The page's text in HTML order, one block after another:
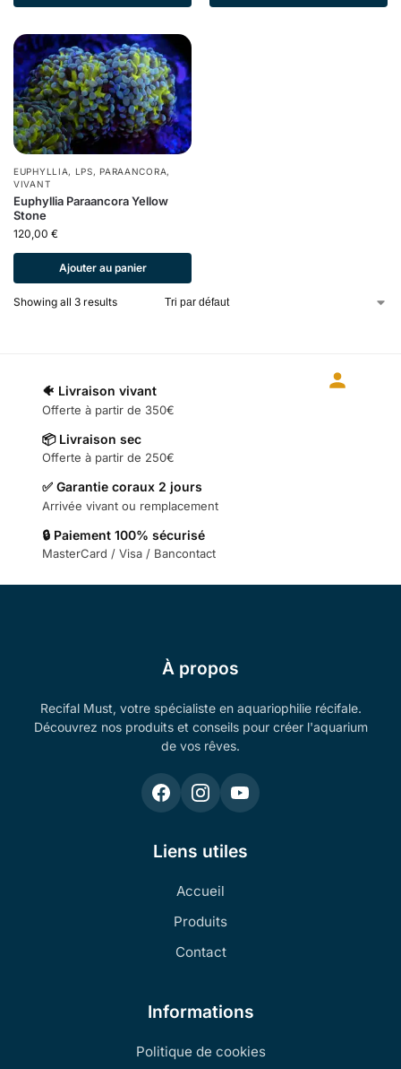
EUPHYLLIA, LPS, PARAANCORA,
VIVANT
Euphyllia Paraancora Yellow
Stone
120,00 €
Ajouter au panier
Showing all 3 results
🐠 Livraison vivant
Offerte à partir de 350€
📦 Livraison sec
Offerte à partir de 250€
✅ Garantie coraux 2 jours
Arrivée vivant ou remplacement
🔒 Paiement 100% sécurisé
MasterCard / Visa / Bancontact
À propos
Recifal Must, votre spécialiste en aquariophilie récifale.
Découvrez nos produits et conseils pour créer l'aquarium
de vos rêves.
Liens utiles
Accueil
Produits
Contact
Informations
Politique de cookies